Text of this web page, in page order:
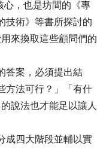
心，也是坊間的《專
技術》等書所探討的
來換取這些顧問們的
答案，必須提出結
方法可行？」「有什
說法也才能足以讓人
成四大階段並輔以實